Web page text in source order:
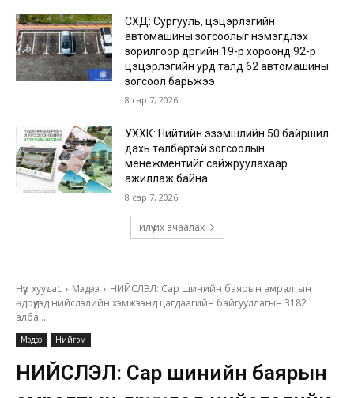
СХД: Сургууль, цэцэрлэгийн
автомашины зогсоолыг нэмэгдүүлэх
зорилгоор дүүргийн 19-р хороонд 92-р
цэцэрлэгийн урд талд 62 автомашины
зогсоол барьжээ
8 сар 7, 2026
УХХК: Нийтийн эзэмшлийн 50 байршил
дахь төлбөртэй зогсоолын
менежментийг сайжруулахаар
ажиллаж байна
8 сар 7, 2026
илүү их ачаалах